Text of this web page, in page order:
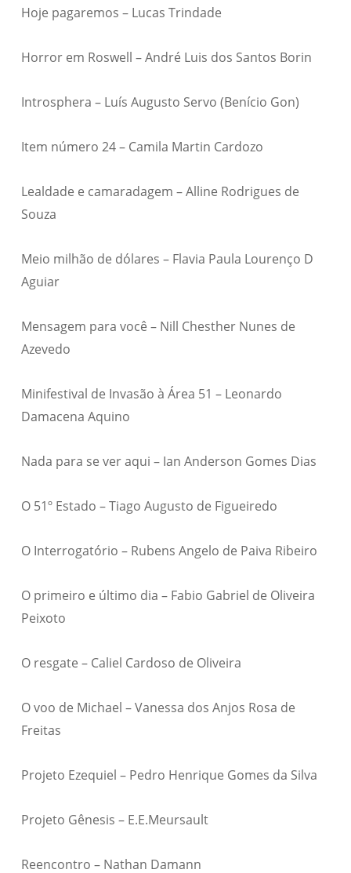
Hoje pagaremos – Lucas Trindade
Horror em Roswell – André Luis dos Santos Borin
Introsphera – Luís Augusto Servo (Benício Gon)
Item número 24 – Camila Martin Cardozo
Lealdade e camaradagem – Alline Rodrigues de
Souza
Meio milhão de dólares – Flavia Paula Lourenço D
Aguiar
Mensagem para você – Nill Chesther Nunes de
Azevedo
Minifestival de Invasão à Área 51 – Leonardo
Damacena Aquino
Nada para se ver aqui – Ian Anderson Gomes Dias
O 51º Estado – Tiago Augusto de Figueiredo
O Interrogatório – Rubens Angelo de Paiva Ribeiro
O primeiro e último dia – Fabio Gabriel de Oliveira
Peixoto
O resgate – Caliel Cardoso de Oliveira
O voo de Michael – Vanessa dos Anjos Rosa de
Freitas
Projeto Ezequiel – Pedro Henrique Gomes da Silva
Projeto Gênesis – E.E.Meursault
Reencontro – Nathan Damann